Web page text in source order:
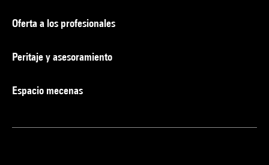
Oferta a los profesionales
Peritaje y asesoramiento
Espacio mecenas